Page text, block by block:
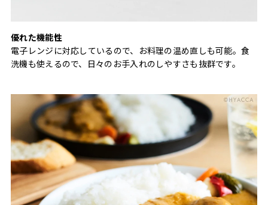
優れた機能性
電子レンジに対応しているので、お料理の温め直しも可能。食
洗機も使えるので、日々のお手入れのしやすさも抜群です。